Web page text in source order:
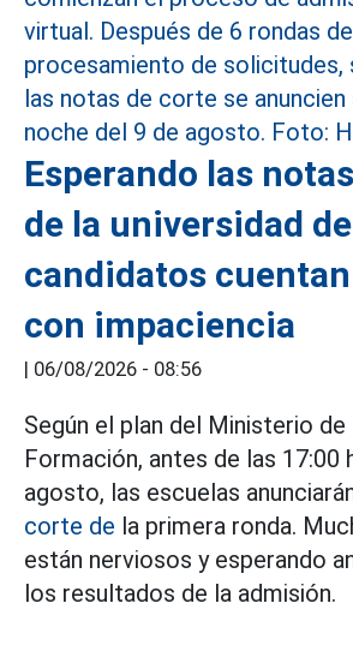
Esperando las
de la universidad
candidatos
con impaciencia
| 06/08/2026 - 08:56
Según el plan del Ministerio de
Formación, antes de las 17:00
agosto, las escuelas
corte de la primera ronda.
están nerviosos y esperando
los resultados de la admisión.